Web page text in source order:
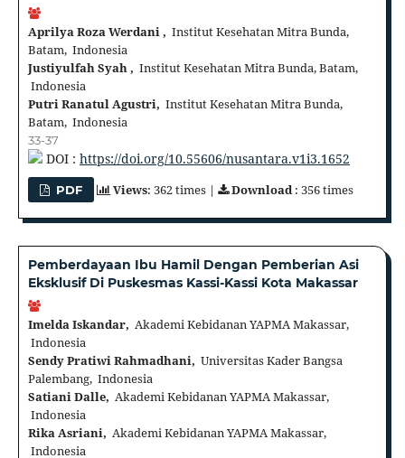
Aprilya Roza Werdani , Institut Kesehatan Mitra Bunda,
Batam, Indonesia
Justiyulfah Syah , Institut Kesehatan Mitra Bunda, Batam,
Indonesia
Putri Ranatul Agustri, Institut Kesehatan Mitra Bunda,
Batam, Indonesia
33-37
DOI : https://doi.org/10.55606/nusantara.v1i3.1652
PDF Views: 362 times | Download: 356 times
Pemberdayaan Ibu Hamil Dengan Pemberian Asi
Eksklusif Di Puskesmas Kassi-Kassi Kota Makassar
Imelda Iskandar, Akademi Kebidanan YAPMA Makassar,
Indonesia
Sendy Pratiwi Rahmadhani, Universitas Kader Bangsa
Palembang, Indonesia
Satiani Dalle, Akademi Kebidanan YAPMA Makassar,
Indonesia
Rika Asriani, Akademi Kebidanan YAPMA Makassar,
Indonesia